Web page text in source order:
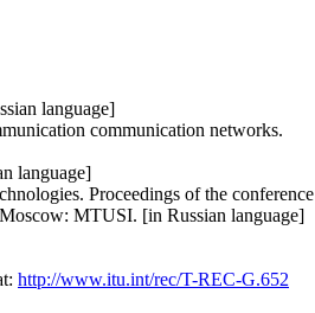
language]
communication networks.
language]
Proceedings of the conference
MTUSI. [in Russian language]
http://www.itu.int/rec/T-REC-G.652